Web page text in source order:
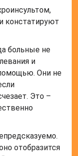
констатируют
больные не
и
Они не
Это –
отобразится